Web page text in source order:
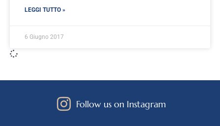
LEGGI TUTTO »
6 Giugno 2017
Follow us on Instagram